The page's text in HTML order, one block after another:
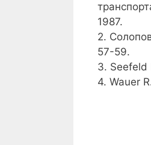
1987.
2.
57-59.
3.
4. Wauer